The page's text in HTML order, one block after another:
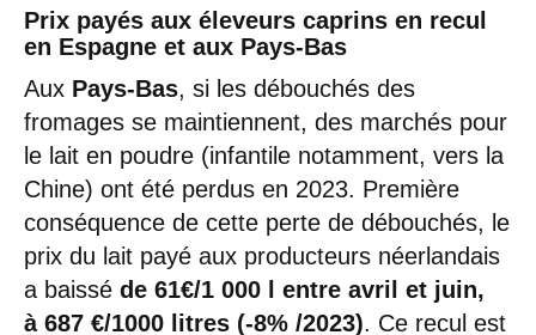
Prix payés aux éleveurs caprins en recul
en Espagne et aux Pays-Bas
Aux Pays-Bas, si les débouchés des
fromages se maintiennent, des marchés pour
le lait en poudre (infantile notamment, vers la
Chine) ont été perdus en 2023. Première
conséquence de cette perte de débouchés, le
prix du lait payé aux producteurs néerlandais
a baissé de 61€/1 000 l entre avril et juin,
à 687 €/1000 litres (-8% /2023). Ce recul est